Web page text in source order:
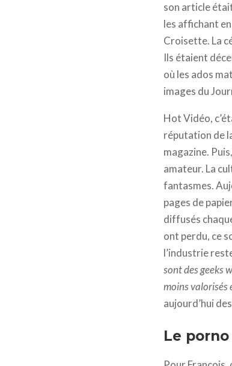
son article
les affichant
Croisette. La
Ils étaient
où les ados
images du
Hot Vidéo,
réputation de
magazine.
amateur. La
fantasmes.
pages de
diffusés
ont perdu, ce
l’industrie
sont des geeks
moins valorisés
aujourd’hui
Le